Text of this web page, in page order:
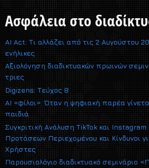
Ασφάλεια στο
AI Act: Τι αλλάζει από τις 2 Αυγούστου
ενήλικες
Αξιολόγηση διαδικτυακών πρωινών
τριες
Digizens: Τεύχος 8
AI «φίλοι»: Όταν η ψηφιακή παρέα
παιδιά
Συγκριτική Ανάλυση TikTok και
Προτάσεων Περιεχομένου και Κίνδυνοι
Χρήστες
Παρουσιολόγιο διαδικτυακό σεμινάριο